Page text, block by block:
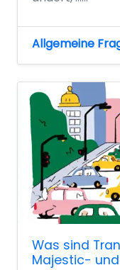
Allgemeine
Was sind
Majestic-